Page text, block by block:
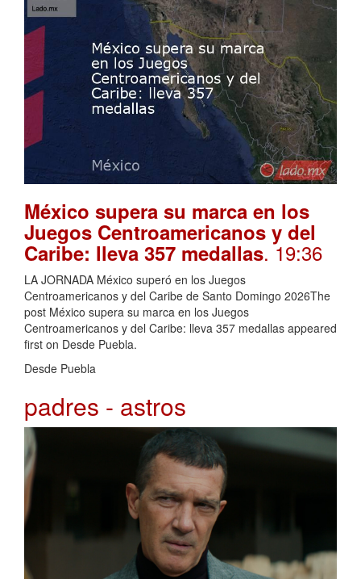
México supera su marca en los
Juegos Centroamericanos y del
Caribe: lleva 357 medallas. 19:36
LA JORNADA México superó en los Juegos
Centroamericanos y del Caribe de Santo Domingo 2026The
post México supera su marca en los Juegos
Centroamericanos y del Caribe: lleva 357 medallas appeared
first on Desde Puebla.
Desde Puebla
padres - astros